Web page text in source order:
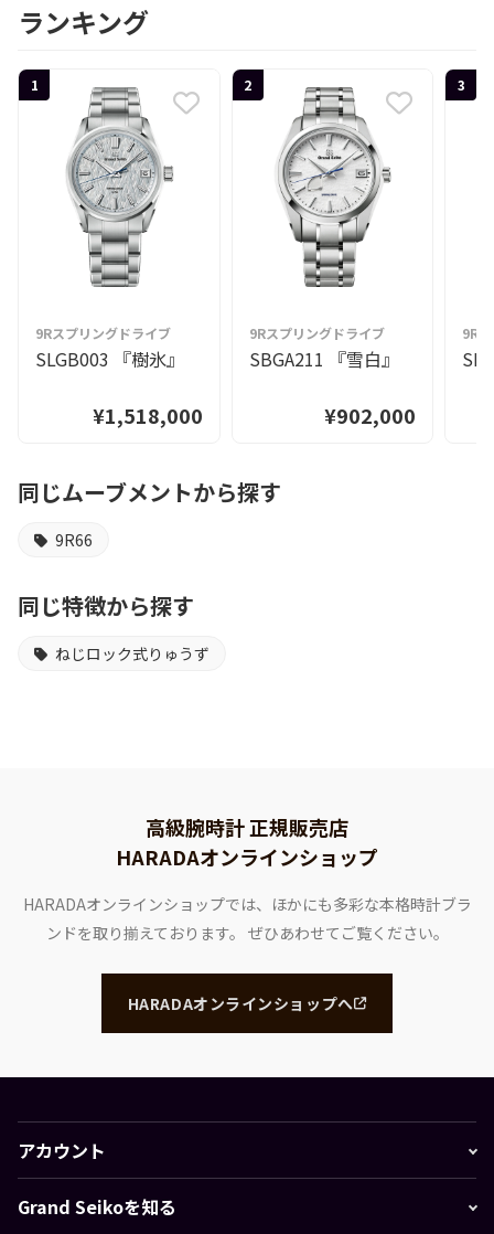
ランキング
1
9Rスプリングドライブ
SLGB003 『樹氷』
¥1,518,000
2
9Rスプリングドライブ
SBGA211 『雪白』
¥902,000
3
9R
同じムーブメントから探す
9R66
同じ特徴から探す
ねじロック式りゅうず
高級腕時計 正規販売店
HARADAオンラインショップ
HARADAオンラインショップでは、ほかにも多彩な本格時計ブラ
ンドを取り揃えております。 ぜひあわせてご覧ください。
HARADAオンラインショップへ
アカウント
Grand Seikoを知る